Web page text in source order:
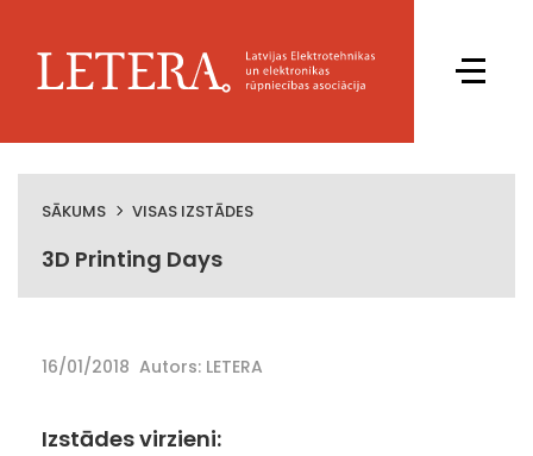
SĀKUMS VISAS IZSTĀDES
3D Printing Days
16/01/2018 Autors: LETERA
Izstādes virzieni: